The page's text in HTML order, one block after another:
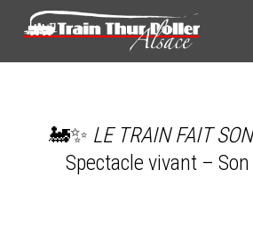
🚂✨ LE TRAIN FAIT
Spectacle vivant –
Panneau de gestion des cookies